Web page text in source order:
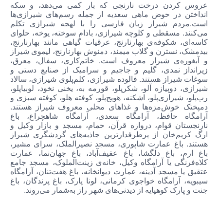
عروس کردن درخت نارنجی که بار کمی می‌دهد، و سکه
انداختن در حوض ماهی سعدیه از جمله رسم‌های شیرازی‌ها
است.مردم شیراز زبان فارسی را با لهجه شیرازی تکلم
می‌کنند. مسقطی و کلوچه شیرازی، بادام سوخته،‌ ‌یوخه، حلوای
کاسه‌ای، شکوفه‌ی بهارنارنج، عرقیات گیاهی مانند بهارنارنج،
بیدمشک، نسترن و گلاب میمند، دمنوش بهارنارنج، لیموی شیراز
و آبغوره‌ی شیراز معروف است. خاتم‌کاری، سفال، معرق،
زیرانداز نمدی، گلیم و جاجیم و سرامیک از صنایع دستی و
سوغات شیراز هستند. فالوده شیرازی،‌ کلم‌پلوی شیرازی، سالاد
شیرازی، دوپیازه آلو، شکرپلو، قورمه به، یخنی نخود، لوبیاپلو،
رب‌پلو، شیرازی‌پلو، اشکنه،‌ هویج‌پلو، کوفته هلو،‌ کوفته سبزی و
دمپختک خوش‌مزه‌ها و غذاهای محلی معروف شیراز هستند.
آرامگاه حافظ، آرامگاه سعدی، آرامگاه شاهچراغ،‌ باغ
نارنجستان قوام،‌ دروازه قرآن، حمام، مسجد و بازار وکیل و
ارگ کریم‌خان از پرطرفدارترین جاذبه‌های گردشگری شیراز
هستند. باغ عمارت شاپوری، مسجد نصیرالملک، سرای مشیر،
باغ ارم،‌ باغ دلگشا، باغ عفیف‌آباد، باغ جهان‌نما،‌ عمارت
کلاه‌فرنگی یا آرامگاه وکیل، خانه‌ی زینت‌الملوک، مسجد جامع
عتقیق یا مسجد آدینه، عمارت دیوانخانه، باغ هفت‌تنان، آرامگاه
سیبویه، آرامگاه خواجوی کرمانی، لونا پارک، باغ پرندگان،‌ باغ
جنت و پارک کوهپایه از دیدنی‌های شهر راز به‌شمار می‌روند.